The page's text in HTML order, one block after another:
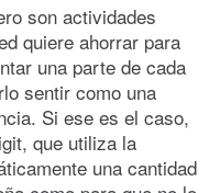
son actividades
quiere ahorrar para
una parte de cada
sentir como una
Si ese es el caso,
que utiliza la
una cantidad